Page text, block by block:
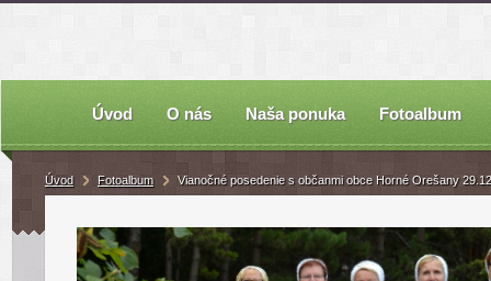
Úvod O nás Naša ponuka Fotoalbum
Úvod Fotoalbum Vianočné posedenie s občanmi obce Horné Orešany